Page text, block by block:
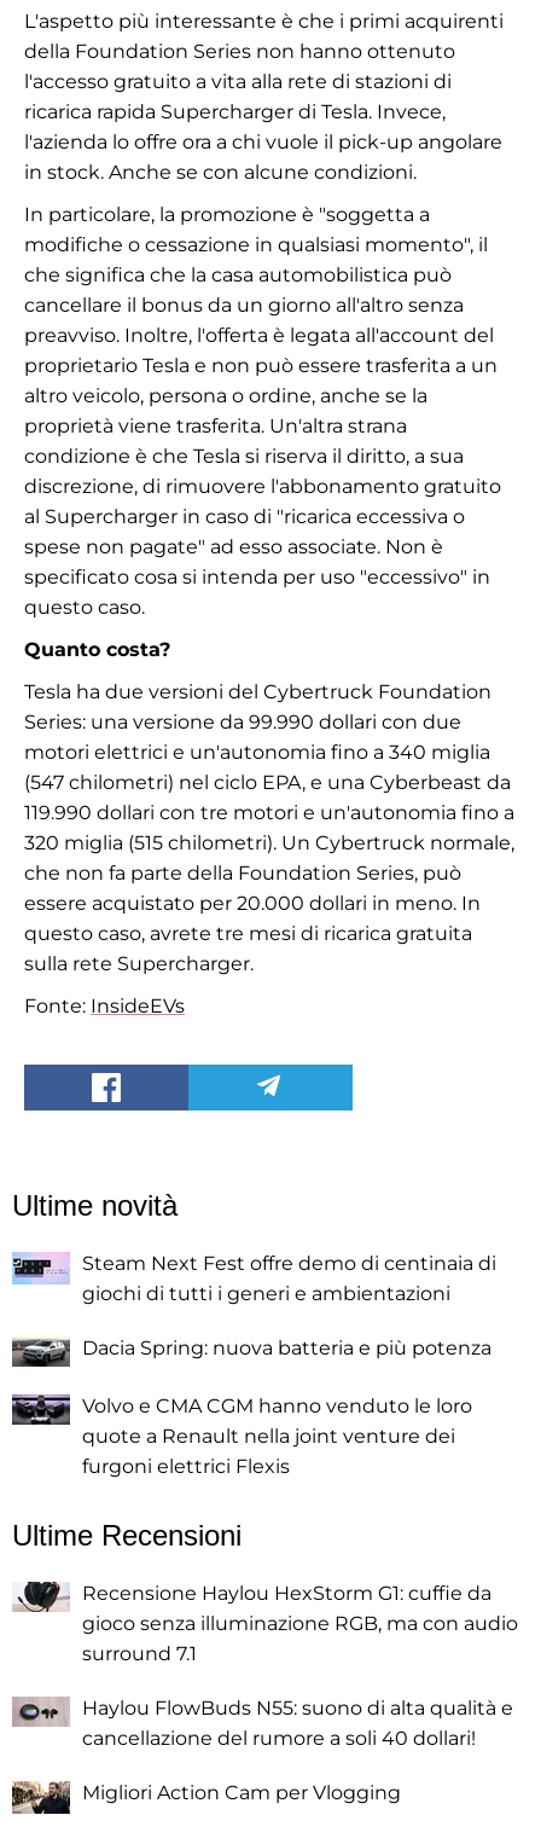
L'aspetto più interessante è che i primi acquirenti
della Foundation Series non hanno ottenuto
l'accesso gratuito a vita alla rete di stazioni di
ricarica rapida Supercharger di Tesla. Invece,
l'azienda lo offre ora a chi vuole il pick-up angolare
in stock. Anche se con alcune condizioni.
In particolare, la promozione è "soggetta a
modifiche o cessazione in qualsiasi momento", il
che significa che la casa automobilistica può
cancellare il bonus da un giorno all'altro senza
preavviso. Inoltre, l'offerta è legata all'account del
proprietario Tesla e non può essere trasferita a un
altro veicolo, persona o ordine, anche se la
proprietà viene trasferita. Un'altra strana
condizione è che Tesla si riserva il diritto, a sua
discrezione, di rimuovere l'abbonamento gratuito
al Supercharger in caso di "ricarica eccessiva o
spese non pagate" ad esso associate. Non è
specificato cosa si intenda per uso "eccessivo" in
questo caso.
Quanto costa?
Tesla ha due versioni del Cybertruck Foundation
Series: una versione da 99.990 dollari con due
motori elettrici e un'autonomia fino a 340 miglia
(547 chilometri) nel ciclo EPA, e una Cyberbeast da
119.990 dollari con tre motori e un'autonomia fino a
320 miglia (515 chilometri). Un Cybertruck normale,
che non fa parte della Foundation Series, può
essere acquistato per 20.000 dollari in meno. In
questo caso, avrete tre mesi di ricarica gratuita
sulla rete Supercharger.
Fonte: InsideEVs
Ultime novità
Steam Next Fest offre demo di centinaia di
giochi di tutti i generi e ambientazioni
Dacia Spring: nuova batteria e più potenza
Volvo e CMA CGM hanno venduto le loro
quote a Renault nella joint venture dei
furgoni elettrici Flexis
Ultime Recensioni
Recensione Haylou HexStorm G1: cuffie da
gioco senza illuminazione RGB, ma con audio
surround 7.1
Haylou FlowBuds N55: suono di alta qualità e
cancellazione del rumore a soli 40 dollari!
Migliori Action Cam per Vlogging